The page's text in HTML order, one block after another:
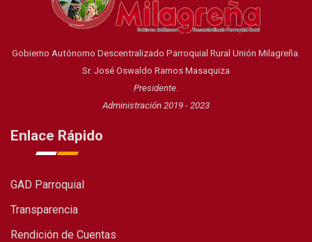
Gobierno Autónomo Descentralizado Parroquial Rural Unión Milagreña.
Sr. José Oswaldo Ramos Masaquiza
Presidente.
Administración 2019 - 2023
Enlace Rápido
GAD Parroquial
Transparencia
Rendición de Cuentas